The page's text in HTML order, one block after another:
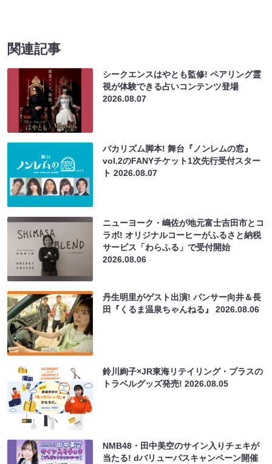
関連記事
シークエンスはやとも監修! ペアリング霊
視が体験できる占いコンテンツ登場
2026.08.07
バカリズム脚本! 舞台『ノンレムの窓』
vol.2のFANYチケット1次先行受付スター
ト2026.08.07
ニューヨーク・嶋佐が地元富士吉田市とコ
ラボ! オリジナルコーヒーがふるさと納税
サービス「わらふる」で受付開始
2026.08.06
丹生明里がゲスト出演! パンサー向井＆長
田『くるま温泉ちゃんねる』2026.08.06
鈴川絢子×JR東海リテイリング・プラスの
トラベルグッズ発売!2026.08.05
NMB48・田中美空のサイン入りチェキが
当たる! dバリューパスキャンペーン開催